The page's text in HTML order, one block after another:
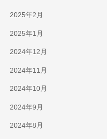
2025年2月
2025年1月
2024年12月
2024年11月
2024年10月
2024年9月
2024年8月